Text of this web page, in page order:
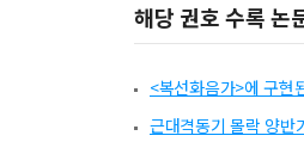
해당 권호 수록 논
<복선화음가>에 구현
근대격동기 몰락 양반